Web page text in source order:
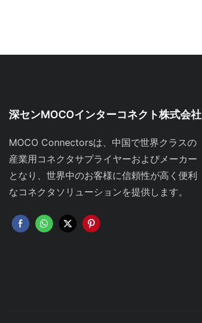
深センMOCOインターコネクト株式会社
MOCO Connectorsは、中国で世界クラスの
産業用コネクタサプライヤーおよびメーカー
となり、世界中のお客様に信頼性が高く便利
なコネクタソリューションを提供します。